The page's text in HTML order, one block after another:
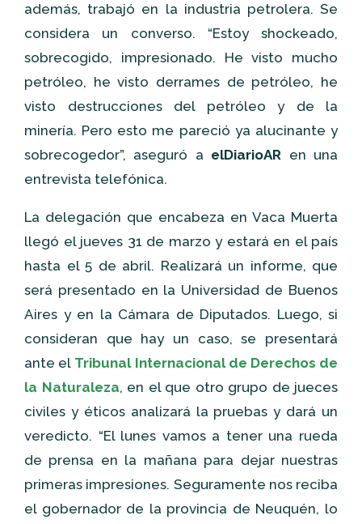
además, trabajó en la industria petrolera. Se
considera un converso. “Estoy shockeado,
sobrecogido, impresionado. He visto mucho
petróleo, he visto derrames de petróleo, he
visto destrucciones del petróleo y de la
minería. Pero esto me pareció ya alucinante y
sobrecogedor”, aseguró a elDiarioAR en una
entrevista telefónica.
La delegación que encabeza en Vaca Muerta
llegó el jueves 31 de marzo y estará en el país
hasta el 5 de abril. Realizará un informe, que
será presentado en la Universidad de Buenos
Aires y en la Cámara de Diputados. Luego, si
consideran que hay un caso, se presentará
ante el Tribunal Internacional de Derechos de
la Naturaleza, en el que otro grupo de jueces
civiles y éticos analizará la pruebas y dará un
veredicto. “El lunes vamos a tener una rueda
de prensa en la mañana para dejar nuestras
primeras impresiones. Seguramente nos reciba
el gobernador de la provincia de Neuquén, lo